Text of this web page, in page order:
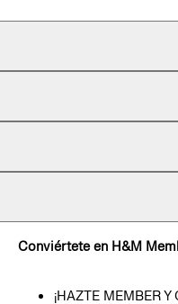
Conviértete en H&M
¡HAZTE MEMBER